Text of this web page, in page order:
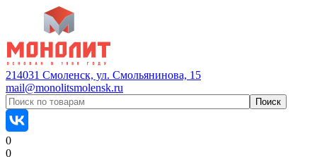
214031 Смоленск, ул. Смольянинова, 15
mail@monolitsmolensk.ru
0
0